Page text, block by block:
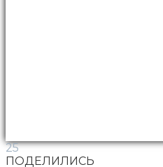
25
ПОДЕЛИЛИСЬ